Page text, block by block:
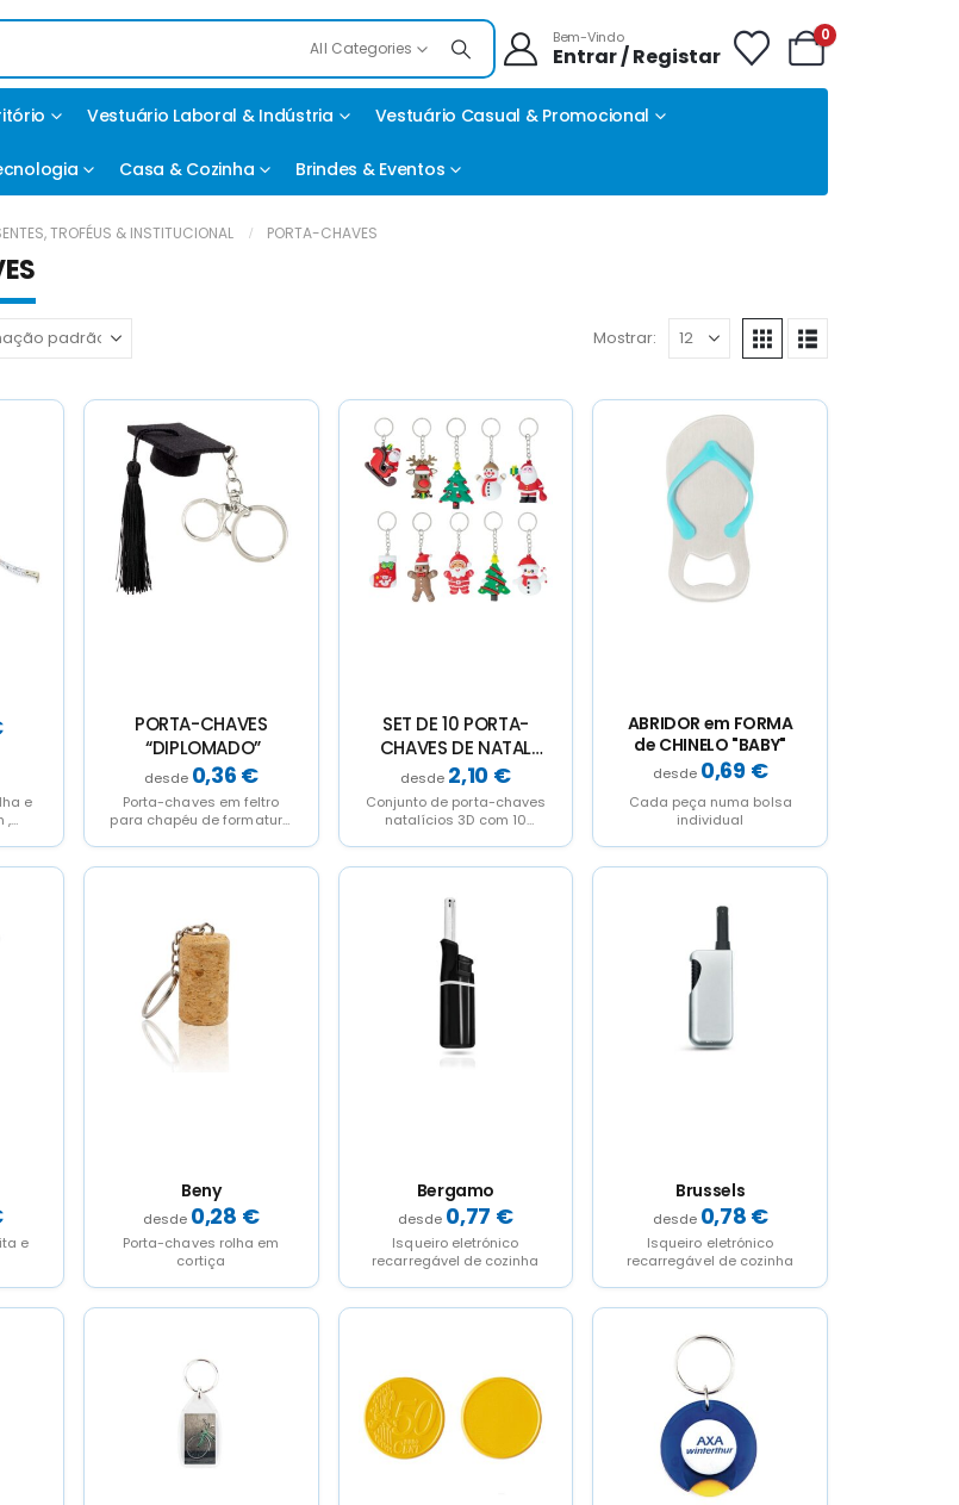
All Categories
Bem-Vindo
Entrar / Registar
0
Vestuário Laboral & Indústria Vestuário Casual & Promocional
Casa & Cozinha Brindes & Eventos
TROFÉUS & INSTITUCIONAL PORTA-CHAVES
Mostrar:
e
,
PORTA-CHAVES
“DIPLOMADO”
0,36 €
Porta-chaves em feltro
para chapéu de formatura
SET DE 10 PORTA-
CHAVES DE NATAL
“LUBEC”
2,10 €
Conjunto de porta-chaves
natalícios 3D com 10
ABRIDOR em FORMA
de CHINELO "BABY"
0,69 €
Cada peça numa bolsa
individual
e
Beny
0,28 €
Porta-chaves rolha em
cortiça
Bergamo
0,77 €
Isqueiro eletrónico
recarregável de cozinha
Brussels
0,78 €
Isqueiro eletrónico
recarregável de cozinha